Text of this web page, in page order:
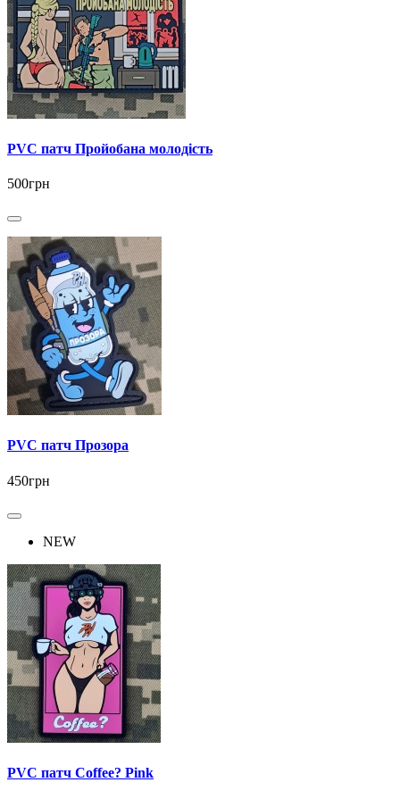
PVC патч Пройобана молодість
500грн
PVC патч Прозора
450грн
NEW
PVC патч Coffee? Pink